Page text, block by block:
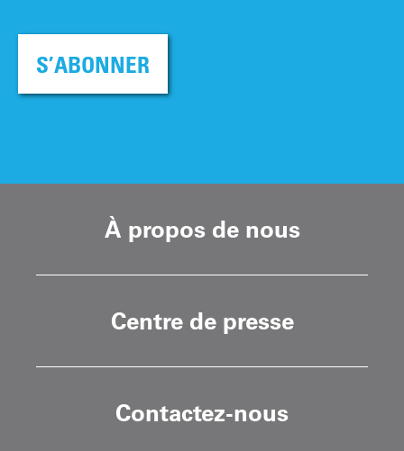
S’ABONNER
À propos de nous
Centre de presse
Contactez-nous